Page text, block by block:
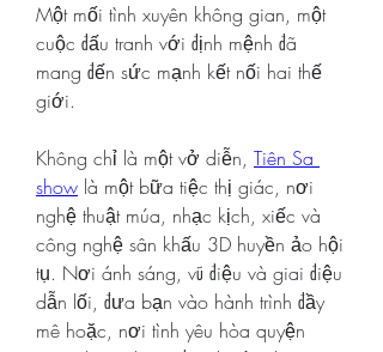
Một mối tình xuyên không gian, một
cuộc đấu tranh với định mệnh đã
mang đến sức mạnh kết nối hai thế
giới.
Không chỉ là một vở diễn, Tiên Sa
show là một bữa tiệc thị giác, nơi
nghệ thuật múa, nhạc kịch, xiếc và
công nghệ sân khấu 3D huyền ảo hội
tụ. Nơi ánh sáng, vũ điệu và giai điệu
dẫn lối, đưa bạn vào hành trình đầy
mê hoặc, nơi tình yêu hòa quyện